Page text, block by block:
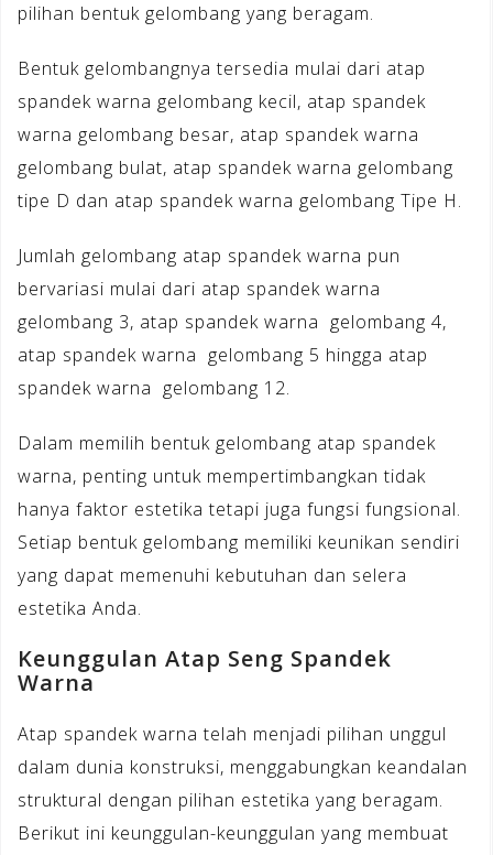
pilihan bentuk gelombang yang beragam.
Bentuk gelombangnya tersedia mulai dari atap
spandek warna gelombang kecil, atap spandek
warna gelombang besar, atap spandek warna
gelombang bulat, atap spandek warna gelombang
tipe D dan atap spandek warna gelombang Tipe H.
Jumlah gelombang atap spandek warna pun
bervariasi mulai dari atap spandek warna
gelombang 3, atap spandek warna gelombang 4,
atap spandek warna gelombang 5 hingga atap
spandek warna gelombang 12.
Dalam memilih bentuk gelombang atap spandek
warna, penting untuk mempertimbangkan tidak
hanya faktor estetika tetapi juga fungsi fungsional.
Setiap bentuk gelombang memiliki keunikan sendiri
yang dapat memenuhi kebutuhan dan selera
estetika Anda.
Keunggulan Atap Seng Spandek
Warna
Atap spandek warna telah menjadi pilihan unggul
dalam dunia konstruksi, menggabungkan keandalan
struktural dengan pilihan estetika yang beragam.
Berikut ini keunggulan-keunggulan yang membuat